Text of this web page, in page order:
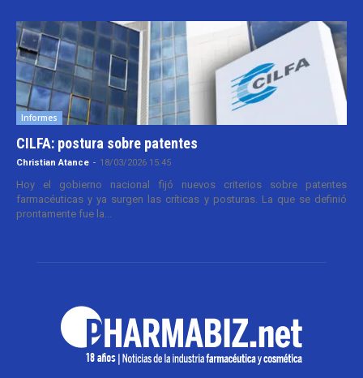
Informes
CILFA: postura sobre patentes
Christian Atance - 18/03/2026 15:45
Hoy el gobierno nacional fijó nuevos criterios sobre patentes
farmacéuticas y ya surgen las críticas y posturas. La que se definió
prontamente fue la...